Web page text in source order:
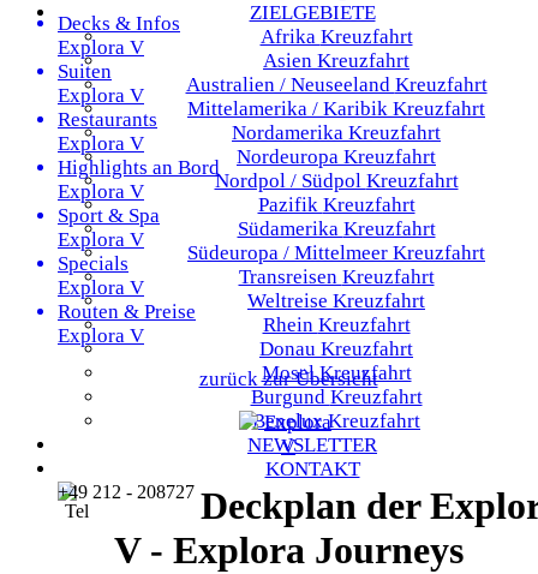
ZIELGEBIETE
Afrika Kreuzfahrt
Asien Kreuzfahrt
Australien / Neuseeland Kreuzfahrt
Mittelamerika / Karibik Kreuzfahrt
Nordamerika Kreuzfahrt
Nordeuropa Kreuzfahrt
Nordpol / Südpol Kreuzfahrt
Pazifik Kreuzfahrt
Südamerika Kreuzfahrt
Südeuropa / Mittelmeer Kreuzfahrt
Transreisen Kreuzfahrt
Weltreise Kreuzfahrt
Rhein Kreuzfahrt
Donau Kreuzfahrt
MoselKreuzfahrt
Burgund Kreuzfahrt
BeneluxKreuzfahrt
NEWSLETTER
KONTAKT
+49 212 - 208727
Decks & Infos
Explora V
Suiten
Explora V
Restaurants
Explora V
Highlights an Bord
Explora V
Sport & Spa
Explora V
Specials
Explora V
Routen & Preise
Explora V
zurück zur Übersicht
Deckplan der
V - Explora Journeys